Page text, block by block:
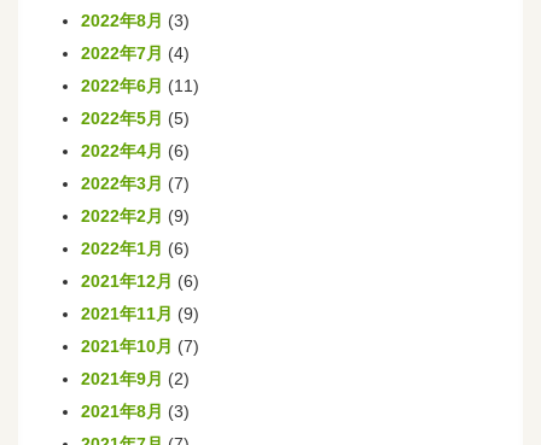
2022年8月 (3)
2022年7月 (4)
2022年6月 (11)
2022年5月 (5)
2022年4月 (6)
2022年3月 (7)
2022年2月 (9)
2022年1月 (6)
2021年12月 (6)
2021年11月 (9)
2021年10月 (7)
2021年9月 (2)
2021年8月 (3)